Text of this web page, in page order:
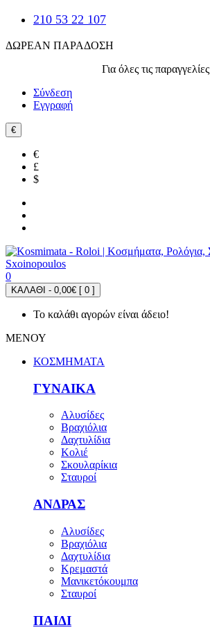
210 53 22 107
ΔΩΡΕΑΝ ΠΑΡΑΔΟΣΗ
Για όλες τις παραγγελίες
Σύνδεση
Εγγραφή
€
€
£
$
0
ΚΑΛΑΘΙ - 0,00€ [ 0 ]
Το καλάθι αγορών είναι άδειο!
ΜΕΝΟΥ
ΚΟΣΜΗΜΑΤΑ
ΓΥΝΑΙΚΑ
Αλυσίδες
Βραχιόλια
Δαχτυλίδια
Κολιέ
Σκουλαρίκια
Σταυροί
ΑΝΔΡΑΣ
Αλυσίδες
Βραχιόλια
Δαχτυλίδια
Κρεμαστά
Μανικετόκουμπα
Σταυροί
ΠΑΙΔΙ